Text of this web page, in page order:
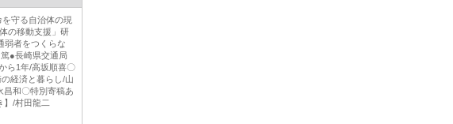
守る自治体の現
の移動支援」研
弱者をつくらな
●長崎県交通局
ら1年/高坂順喜〇
経済と暮らし/山
昌和〇特別寄稿あ
】/村田龍二